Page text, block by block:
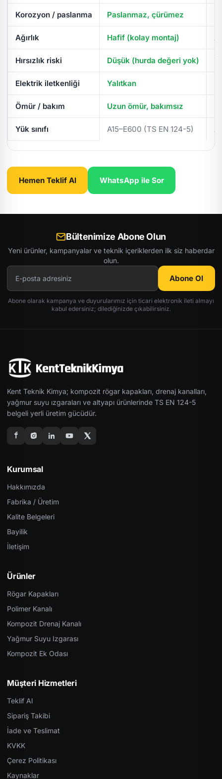
Korozyon / paslanma Paslanmaz, çürümez
Ağırlık Hafif (kolay montaj)
Hırsızlık riski Düşük (hurda değeri yok)
Elektrik iletkenliği Yalıtkan
Ömür / bakım Uzun ömür, bakımsız
Yük sınıfı A15–E600 (TS EN 124-5)
Hemen Teklif Al WhatsApp ile Sor
Bültenimize Abone Olun
Yeni ürünler, kampanyalar ve teknik içeriklerden ilk siz haberdar
olun.
Abone Ol
Abone olarak kampanya ve duyurularımız için ticari elektronik ileti almayı
kabul edersiniz; dilediğinizde çıkabilirsiniz.
Kent Teknik Kimya; kompozit rögar kapakları, drenaj kanalları,
yağmur suyu ızgaraları ve altyapı ürünlerinde TS EN 124-5
belgeli yerli üretim gücüdür.
Kurumsal
Hakkımızda
Fabrika / Üretim
Kalite Belgeleri
Bayilik
İletişim
Ürünler
Rögar Kapakları
Polimer Kanalı
Kompozit Drenaj Kanalı
Yağmur Suyu Izgarası
Kompozit Ek Odası
Müşteri Hizmetleri
Teklif Al
Sipariş Takibi
İade ve Teslimat
KVKK
Çerez Politikası
Kaynaklar